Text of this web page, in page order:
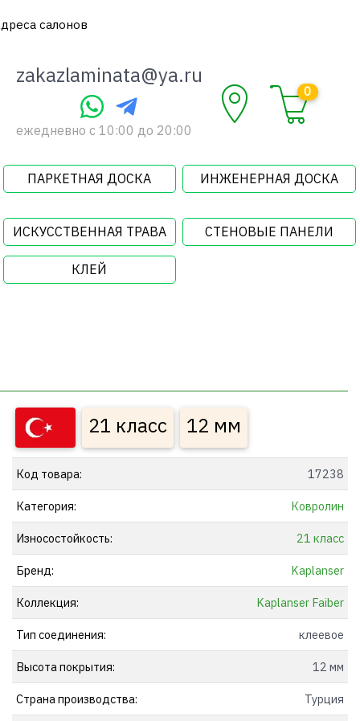
салонов
zakazlaminata@ya.ru
ежедневно c 10:00 до 20:00
0
ПАРКЕТНАЯ ДОСКА ИНЖЕНЕРНАЯ ДОСКА
ИСКУССТВЕННАЯ ТРАВА СТЕНОВЫЕ ПАНЕЛИ
КЛЕЙ
21 класс 12 мм
Код товара: 17238
Категория: Ковролин
Износостойкость: 21 класс
Бренд: Kaplanser
Коллекция: Kaplanser Faiber
Тип соединения: клеевое
Высота покрытия: 12 мм
Страна производства: Турция